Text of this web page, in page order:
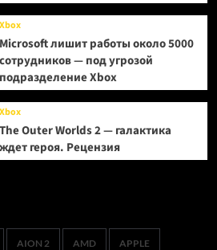
Xbox
Microsoft лишит работы около 5000
сотрудников — под угрозой
подразделение Xbox
Xbox
The Outer Worlds 2 — галактика
ждет героя. Рецензия
AION 2 AMD APPLE